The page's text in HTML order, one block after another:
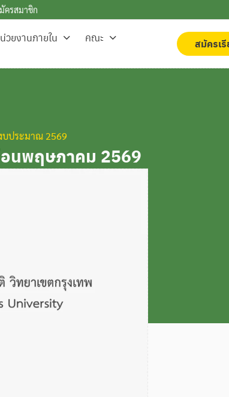
ครสมาชิก
วยงานภายใน คณะ สมัครเ
บประมาณ 2569
อนพฤษภาคม 2569